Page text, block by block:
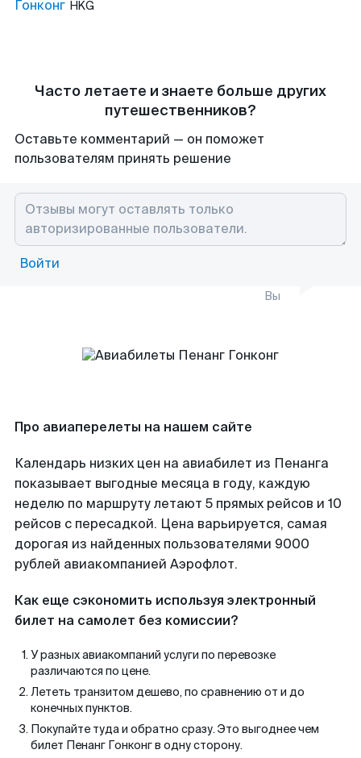
Гонконг HKG
Часто летаете и знаете больше других
путешественников?
Оставьте комментарий — он поможет
пользователям принять решение
Войти
Вы
Про авиаперелеты на нашем сайте
Календарь низких цен на авиабилет из Пенанга
показывает выгодные месяца в году, каждую
неделю по маршруту летают 5 прямых рейсов и 10
рейсов с пересадкой. Цена варьируется, самая
дорогая из найденных пользователями 9000
рублей авиакомпанией Аэрофлот.
Как еще сэкономить используя электронный
билет на самолет без комиссии?
У разных авиакомпаний услуги по перевозке
различаются по цене.
Лететь транзитом дешево, по сравнению от и до
конечных пунктов.
Покупайте туда и обратно сразу. Это выгоднее чем
билет Пенанг Гонконг в одну сторону.